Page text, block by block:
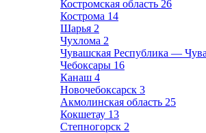
Костромская область 26
Кострома 14
Шарья 2
Чухлома 2
Чувашская Республика —
Чебоксары 16
Канаш 4
Новочебоксарск 3
Акмолинская область 25
Кокшетау 13
Степногорск 2